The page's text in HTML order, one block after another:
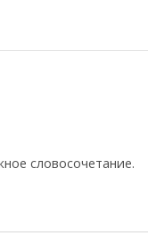
словосочетание.